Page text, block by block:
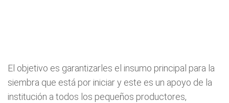
El objetivo es garantizarles el insumo principal para la
siembra que está por iniciar y este es un apoyo de la
institución a todos los pequeños productores,